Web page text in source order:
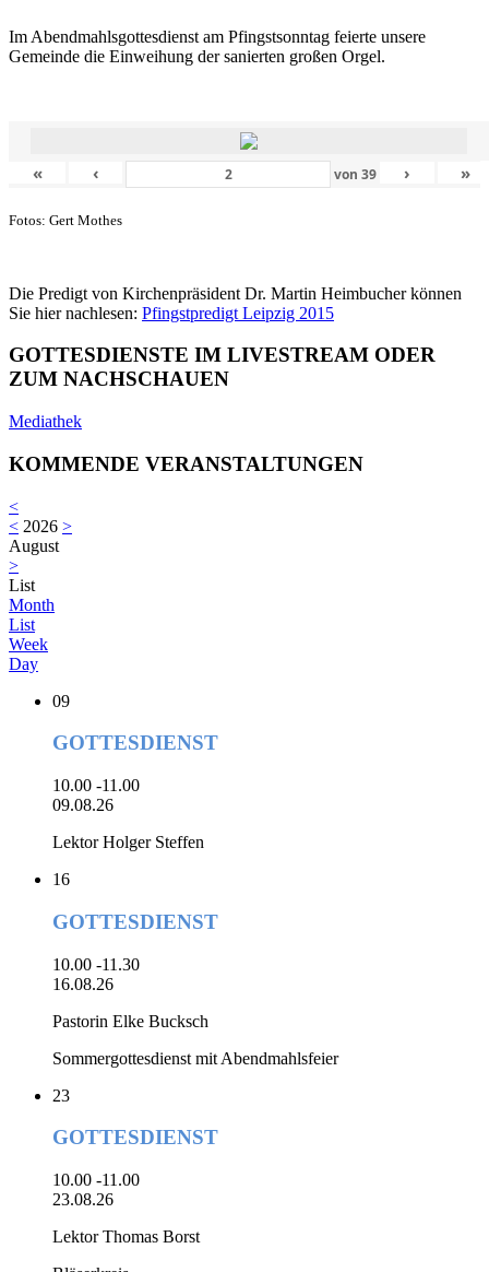
Im Abendmahlsgottesdienst am Pfingstsonntag feierte unsere
Gemeinde die Einweihung der sanierten großen Orgel.
« ‹ von39 › »
Fotos: Gert Mothes
Die Predigt von Kirchenpräsident Dr. Martin Heimbucher können
Sie hier nachlesen: Pfingstpredigt Leipzig 2015
GOTTESDIENSTE IM LIVESTREAM ODER
ZUM NACHSCHAUEN
Mediathek
KOMMENDE VERANSTALTUNGEN
<
< 2026 >
August
>
List
Month
List
Week
Day
09
GOTTESDIENST
10.00 -11.00
09.08.26
Lektor Holger Steffen
16
GOTTESDIENST
10.00 -11.30
16.08.26
Pastorin Elke Bucksch
Sommergottesdienst mit Abendmahlsfeier
23
GOTTESDIENST
10.00 -11.00
23.08.26
Lektor Thomas Borst